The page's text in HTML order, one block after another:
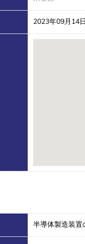
2023年09月14日
半導体製造装置